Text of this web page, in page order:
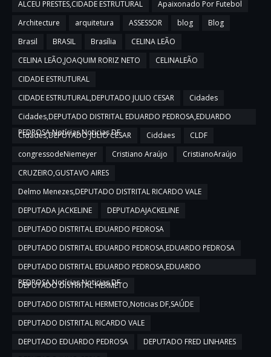
ALCEU PRESTES,CIDADE ESTRUTURAL
Apaixonado Por Futebol
Architecture
arquitetura ASSESSOR blog
Blog
Brasil
BRASIL Brasília
CELINA LEÃO
CELINA LEÃO,JOAQUIM RORIZ NETO
CELINALEÃO
CIDADE ESTRUTURAL
CIDADE ESTRUTURAL,DEPUTADO JULIO CESAR
Cidades
Cidades,DEPUTADO DISTRITAL EDUARDO PEDROSA,EDUARDO
PEDROSA,Notícias,Noticias DF
Cidades,DEPUTADO JULIO CESAR Ciddaes
CLDF
congressodeNiemeyer
Cristiano Araújo
CristianoAraújo
CRUZEIRO,GUSTAVO AIRES
Delmo Menezes,DEPUTADO DISTRITAL RICARDO VALE
DEPUTADA JACKELINE
DEPUTADAJACKELINE
DEPUTADO DISTRITAL EDUARDO PEDROSA
DEPUTADO DISTRITAL EDUARDO PEDROSA,EDUARDO PEDROSA
DEPUTADO DISTRITAL EDUARDO PEDROSA,EDUARDO
PEDROSA,Notícias,Noticias DF
DEPUTADO DISTRITAL HERMETO
DEPUTADO DISTRITAL HERMETO,Noticias DF,SAÚDE
DEPUTADO DISTRITAL RICARDO VALE
DEPUTADO EDUARDO PEDROSA
DEPUTADO FRED LINHARES